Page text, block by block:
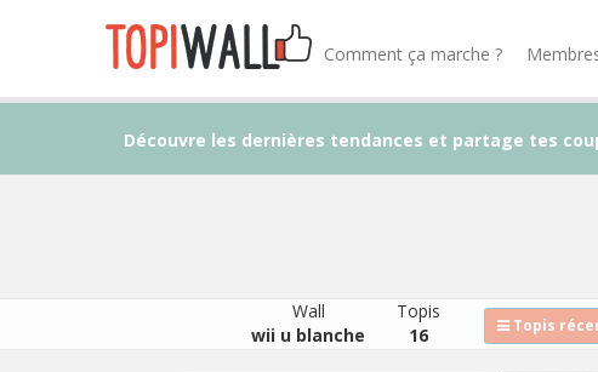
Comment ça marche ?
Découvre les dernières tendances et partage tes
Wall
wii u blanche
Topis
16
Topis